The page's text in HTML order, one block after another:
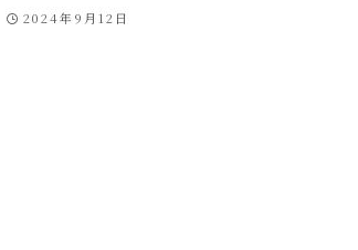
2024年9月12日